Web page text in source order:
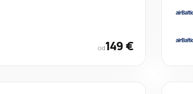
od149 €